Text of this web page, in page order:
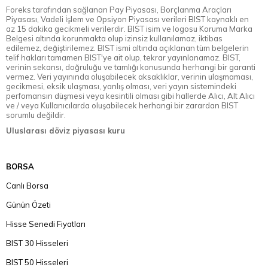
Foreks tarafından sağlanan Pay Piyasası, Borçlanma Araçları
Piyasası, Vadeli İşlem ve Opsiyon Piyasası verileri BIST kaynaklı en
az 15 dakika gecikmeli verilerdir. BIST isim ve logosu Koruma Marka
Belgesi altında korunmakta olup izinsiz kullanılamaz, iktibas
edilemez, değiştirilemez. BIST ismi altında açıklanan tüm belgelerin
telif hakları tamamen BIST'ye ait olup, tekrar yayınlanamaz. BIST,
verinin sekansı, doğruluğu ve tamlığı konusunda herhangi bir garanti
vermez. Veri yayınında oluşabilecek aksaklıklar, verinin ulaşmaması,
gecikmesi, eksik ulaşması, yanlış olması, veri yayın sistemindeki
perfomansın düşmesi veya kesintili olması gibi hallerde Alıcı, Alt Alıcı
ve / veya Kullanıcılarda oluşabilecek herhangi bir zarardan BIST
sorumlu değildir.
Uluslarası döviz piyasası kuru
BORSA
Canlı Borsa
Günün Özeti
Hisse Senedi Fiyatları
BIST 30 Hisseleri
BIST 50 Hisseleri